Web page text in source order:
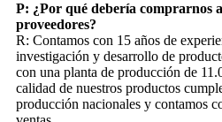
P: ¿Por qué debería comprarnos
proveedores?
R: Contamos con 15 años de
investigación y desarrollo de
con una planta de producción de
calidad de nuestros productos
producción nacionales y contamos